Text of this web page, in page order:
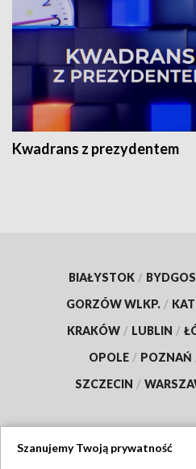
Kwadrans z prezydentem
BIAŁYSTOK /
GORZÓW WLKP. /
KRAKÓW / LUBLIN /
OPOLE / POZNAŃ
SZCZECIN /
Szanujemy Twoją prywatność